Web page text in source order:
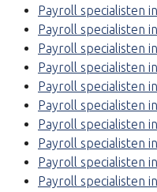
Payroll specialisten
Payroll specialisten
Payroll specialisten
Payroll specialisten
Payroll specialisten
Payroll specialisten
Payroll specialisten
Payroll specialisten
Payroll specialisten
Payroll specialisten